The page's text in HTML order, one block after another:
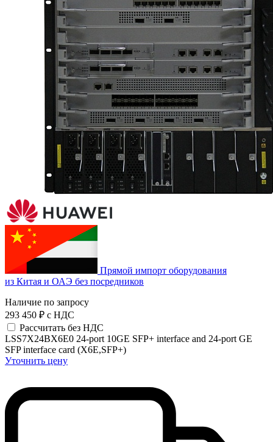
Прямой импорт оборудования
из Китая и ОАЭ без посредников
Наличие по запросу
293 450 ₽ с НДС
Рассчитать без НДС
LSS7X24BX6E0 24-port 10GE SFP+ interface and 24-port GE
SFP interface card (X6E,SFP+)
Уточнить цену